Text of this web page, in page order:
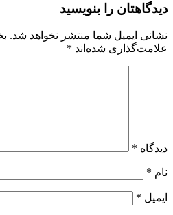
دیدگاهتان را بنویسید
نشانی ایمیل شما منتشر نخواهد شد.
علامت‌گذاری شده‌اند *
دیدگاه *
نام *
ایمیل *